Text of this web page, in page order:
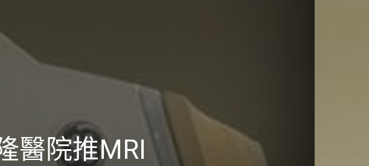
醫院推MRI